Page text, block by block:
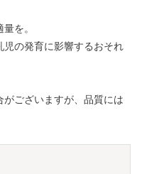
を。
の発育に影響するおそれ
ございますが、品質には